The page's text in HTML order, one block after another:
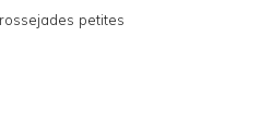
petites